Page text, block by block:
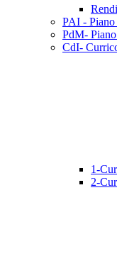
PAI -
PdM-
CdI-
1-
2-